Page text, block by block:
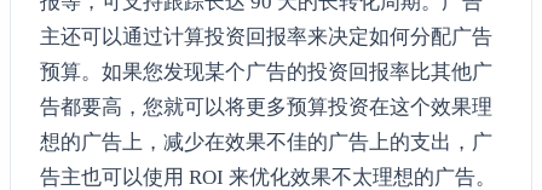
主还可以通过计算投资回报率来决定如何分配广告
预算。如果您发现某个广告的投资回报率比其他广
告都要高，您就可以将更多预算投资在这个效果理
想的广告上，减少在效果不佳的广告上的支出，广
告主也可以使用 ROI 来优化效果不太理想的广告。